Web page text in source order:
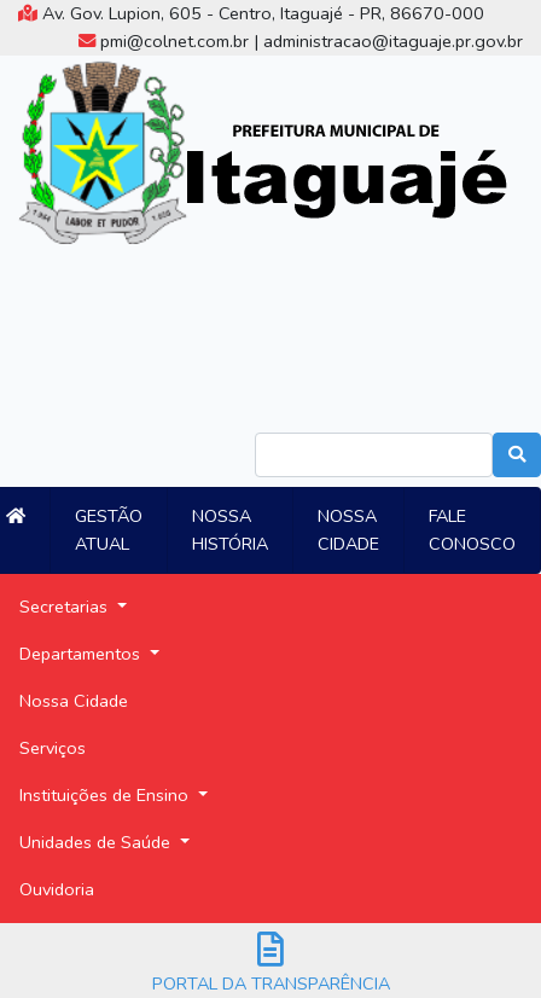
Av. Gov. Lupion, 605 - Centro, Itaguajé - PR, 86670-000
pmi@colnet.com.br | administracao@itaguaje.pr.gov.br
GESTÃO
ATUAL
NOSSA
HISTÓRIA
NOSSA
CIDADE
FALE
CONOSCO
Secretarias
Departamentos
Nossa Cidade
Serviços
Instituições de Ensino
Unidades de Saúde
Ouvidoria
PORTAL DA TRANSPARÊNCIA